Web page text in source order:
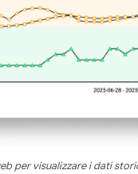
per visualizzare i dati